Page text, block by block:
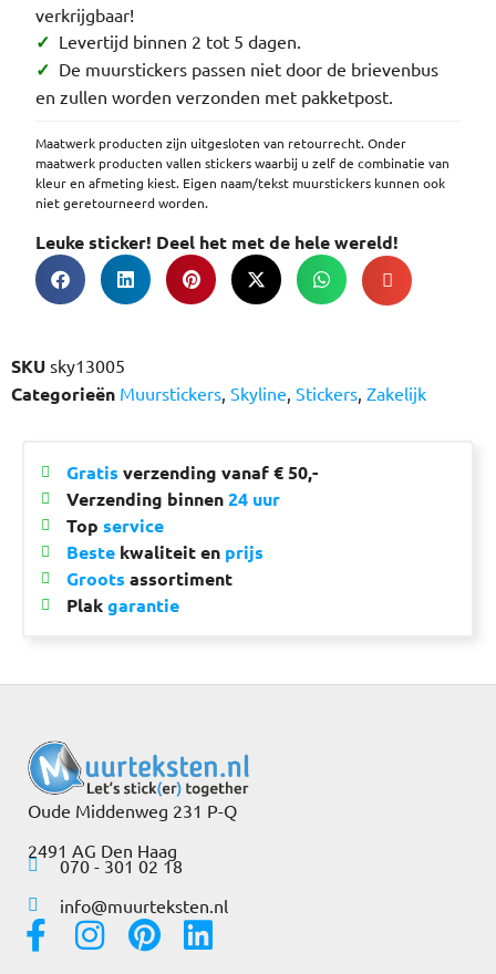
verkrijgbaar!
✓ Levertijd binnen 2 tot 5 dagen.
✓ De muurstickers passen niet door de brievenbus
en zullen worden verzonden met pakketpost.
Maatwerk producten zijn uitgesloten van retourrecht. Onder
maatwerk producten vallen stickers waarbij u zelf de combinatie van
kleur en afmeting kiest. Eigen naam/tekst muurstickers kunnen ook
niet geretourneerd worden.
Leuke sticker! Deel het met de hele wereld!
SKU sky13005
Categorieën Muurstickers Skyline Stickers Zakelijk
Gratis verzending vanaf € 50,-
Verzending binnen24 uur
Top service
Bestekwaliteit en prijs
Groots assortiment
Plakgarantie
Oude Middenweg 231 P-Q
2491 AG Den Haag
070 - 301 02 18
info@muurteksten.nl